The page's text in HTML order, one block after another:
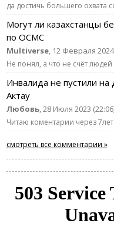
да достичь большего охвата
Могут ли казахстанцы
по ОСМС
Multiverse, 12 Февраля 2024
Не понял, а что не счёт
Инвалида не пустили на
Актау
Любовь, 28 Июля 2023
Читаю коментарии через
смотреть все комментарии »